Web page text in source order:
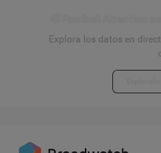
Explora los datos en